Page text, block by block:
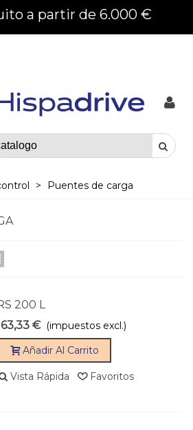
a partir de 6.000 €
> Puentes de carga
200 L
€ (impuestos excl.)
Añadir Al Carrito
Vista Rápida Favoritos